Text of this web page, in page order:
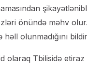
önündə məhv
olunmadığını
olaraq Tbilisidə